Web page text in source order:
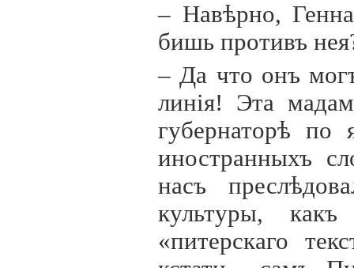
– Навѣрно,
бишь противъ
– Да что онъ
линiя! Эта
губернаторѣ по
иностранныхъ
насъ
культуры,
«питерскаго